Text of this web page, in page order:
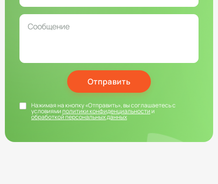
Отправить
Нажимая на кнопку «Отправить», вы соглашаетесь с
условиямиполитики конфиденциальностии
обработкой персональных данных